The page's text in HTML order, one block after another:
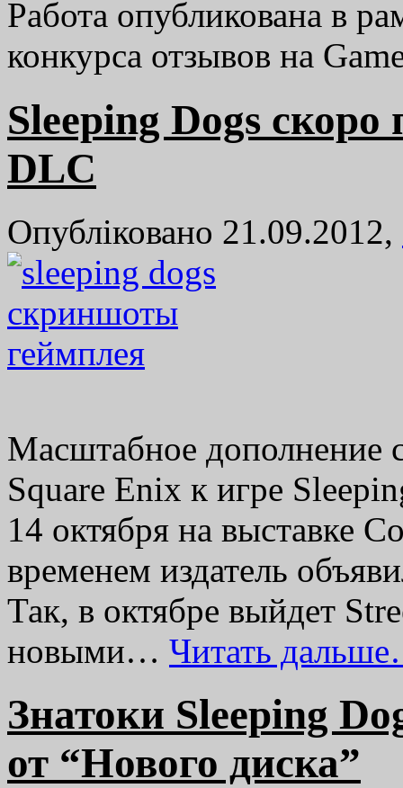
Работа опубликована в
конкурса отзывов на
Sleeping Dogs
DLC
Опубліковано 21.09.2012,
Масштабное дополнение
Square Enix к игре
14 октября на выставке
временем издатель
Так, в октябре выйдет
новыми… Читать
Знатоки Sleeping
от “Нового диска”